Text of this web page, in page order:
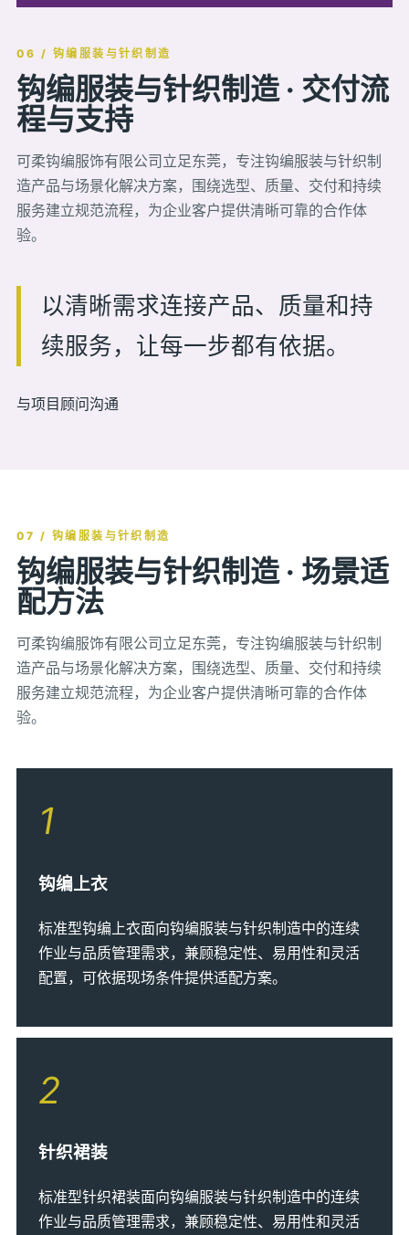
06 / 钩编服装与针织制造
钩编服装与针织制造 · 交付流
程与支持
可柔钩编服饰有限公司立足东莞，专注钩编服装与针织制
造产品与场景化解决方案，围绕选型、质量、交付和持续
服务建立规范流程，为企业客户提供清晰可靠的合作体
验。
以清晰需求连接产品、质量和持
续服务，让每一步都有依据。
与项目顾问沟通
07 / 钩编服装与针织制造
钩编服装与针织制造 · 场景适
配方法
可柔钩编服饰有限公司立足东莞，专注钩编服装与针织制
造产品与场景化解决方案，围绕选型、质量、交付和持续
服务建立规范流程，为企业客户提供清晰可靠的合作体
验。
1
钩编上衣
标准型钩编上衣面向钩编服装与针织制造中的连续
作业与品质管理需求，兼顾稳定性、易用性和灵活
配置，可依据现场条件提供适配方案。
2
针织裙装
标准型针织裙装面向钩编服装与针织制造中的连续
作业与品质管理需求，兼顾稳定性、易用性和灵活